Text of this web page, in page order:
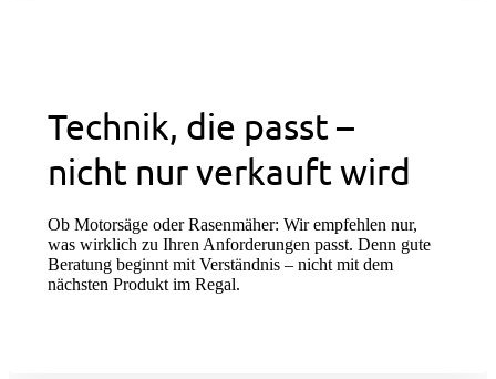
Technik, die passt –
nicht nur verkauft wird
Ob Motorsäge oder Rasenmäher: Wir empfehlen nur,
was wirklich zu Ihren Anforderungen passt. Denn gute
Beratung beginnt mit Verständnis – nicht mit dem
nächsten Produkt im Regal.